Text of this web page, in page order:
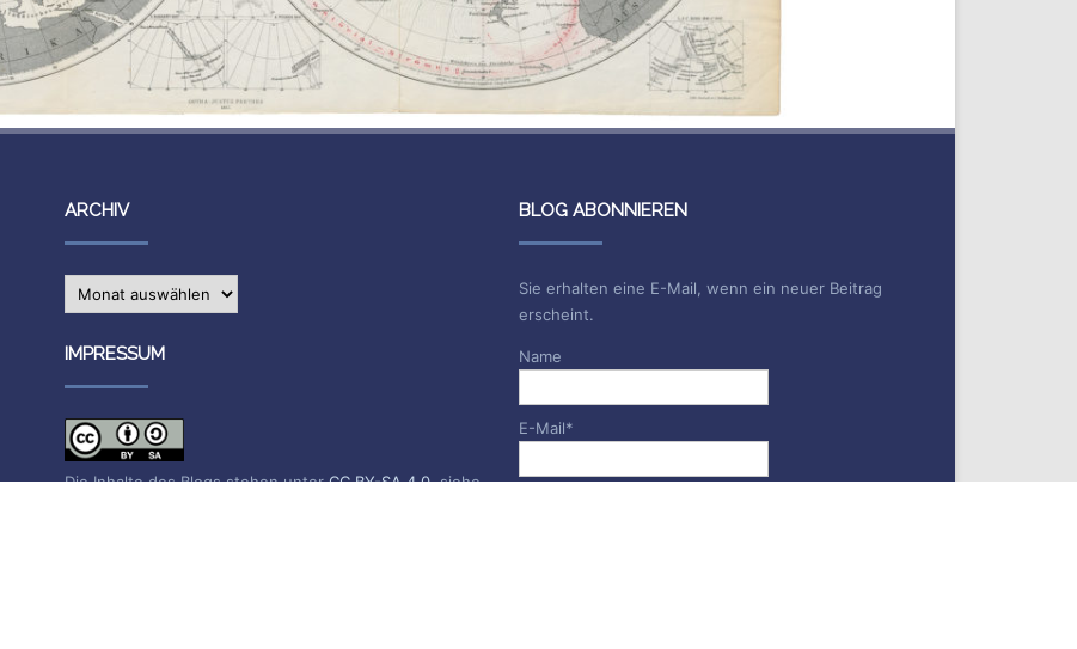
ARCHIV
Archiv
IMPRESSUM
Die Inhalte des Blogs stehen unterCC BY-SA 4.0, siehe
BLOG ABONNIEREN
Sie erhalten eine E-Mail, wenn ein neuer Beitrag
erscheint.
Name
E-Mail*